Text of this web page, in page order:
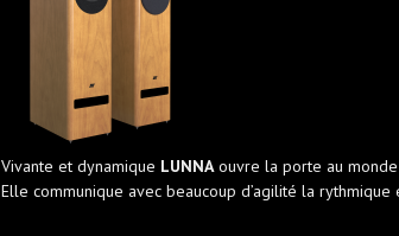
Vivante et dynamique LUNNAouvre la porte au monde
Elle communique avec beaucoup d’agilité la